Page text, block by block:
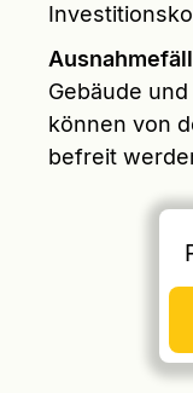
Gebäude
können von
befreit